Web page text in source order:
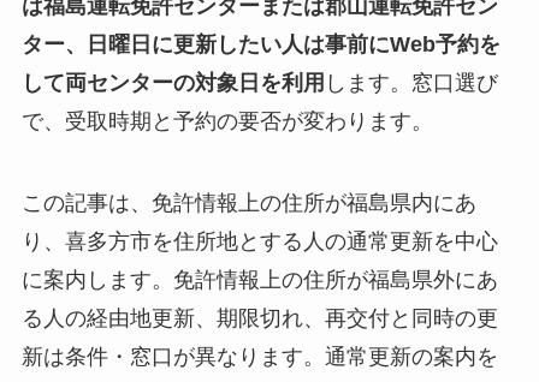
は福島運転免許センターまたは郡山運転免許セン
ター、日曜日に更新したい人は事前にWeb予約を
して両センターの対象日を利用 します。窓口選び
で、受取時期と予約の要否が変わります。
この記事は、免許情報上の住所が福島県内にあ
り、喜多方市を住所地とする人の通常更新を中心
に案内します。免許情報上の住所が福島県外にあ
る人の経由地更新、期限切れ、再交付と同時の更
新は条件・窓口が異なります。通常更新の案内を